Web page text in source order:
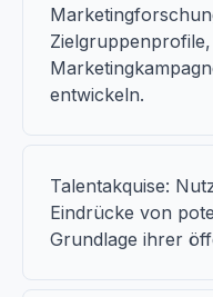
entwickeln.
Talentakquise:
Eindrücke von
Grundlage ihrer